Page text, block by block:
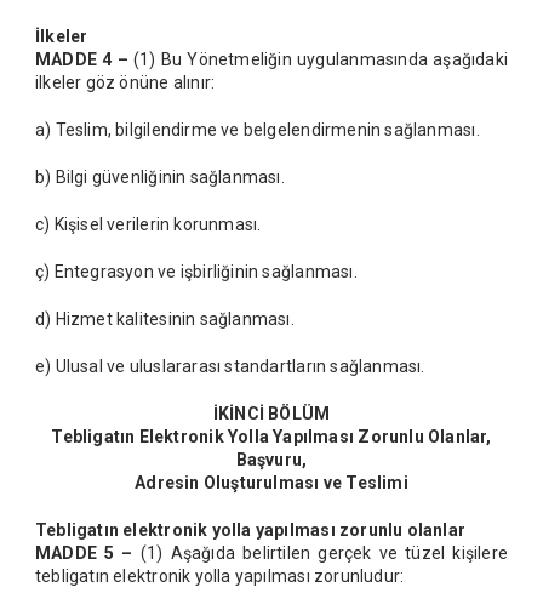
İlkeler
MADDE 4 – (1) Bu Yönetmeliğin uygulanmasında aşağıdaki
ilkeler göz önüne alınır:
a) Teslim, bilgilendirme ve belgelendirmenin sağlanması.
b) Bilgi güvenliğinin sağlanması.
c) Kişisel verilerin korunması.
ç) Entegrasyon ve işbirliğinin sağlanması.
d) Hizmet kalitesinin sağlanması.
e) Ulusal ve uluslararası standartların sağlanması.
İKİNCİ BÖLÜM
Tebligatın Elektronik Yolla Yapılması Zorunlu Olanlar,
Başvuru,
Adresin Oluşturulması ve Teslimi
Tebligatın elektronik yolla yapılması zorunlu olanlar
MADDE 5 – (1) Aşağıda belirtilen gerçek ve tüzel kişilere
tebligatın elektronik yolla yapılması zorunludur: